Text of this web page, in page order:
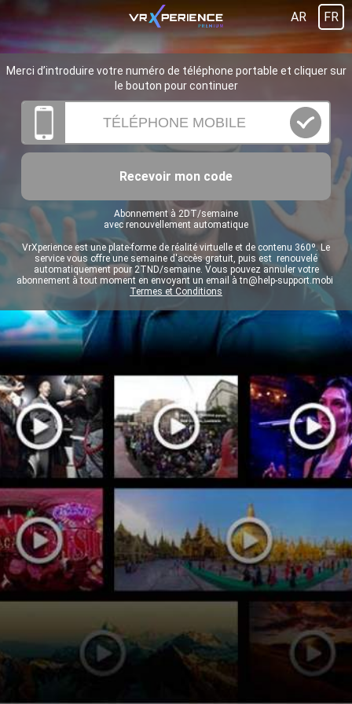
AR FR
Merci d’introduire votre numéro de téléphone portable et cliquer sur
le bouton pour continuer
Recevoir mon code
Abonnement à 2DT/semaine
avec renouvellement automatique
VrXperience est une plate-forme de réalité virtuelle et de contenu 360º. Le
service vous offre une semaine d'accès gratuit, puis est renouvelé
automatiquement pour 2TND/semaine. Vous pouvez annuler votre
abonnement à tout moment en envoyant un email àtn@help-support.mobi
Termes et Conditions